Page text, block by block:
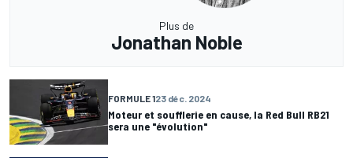
Plus de
Jonathan Noble
FORMULE 123 déc. 2024
Moteur et soufflerie en cause, la Red Bull RB21
sera une "évolution"